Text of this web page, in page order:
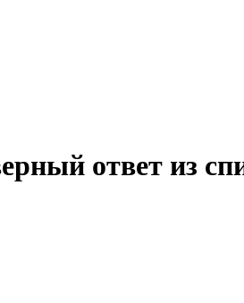
ответ из